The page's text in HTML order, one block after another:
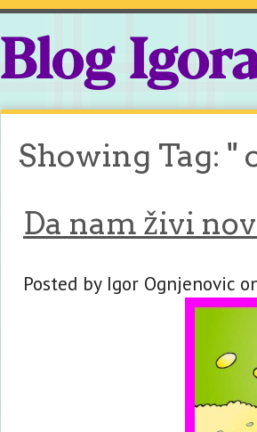
Blog
Showing Tag: "
Da nam živi
Posted by Igor Ognjenovic